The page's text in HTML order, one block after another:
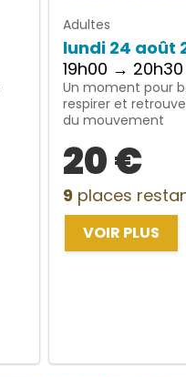
Adultes
lundi 24 août
19h00 → 20h30
Un moment pour
respirer et
du mouvement
20 €
9 places
VOIR PLUS